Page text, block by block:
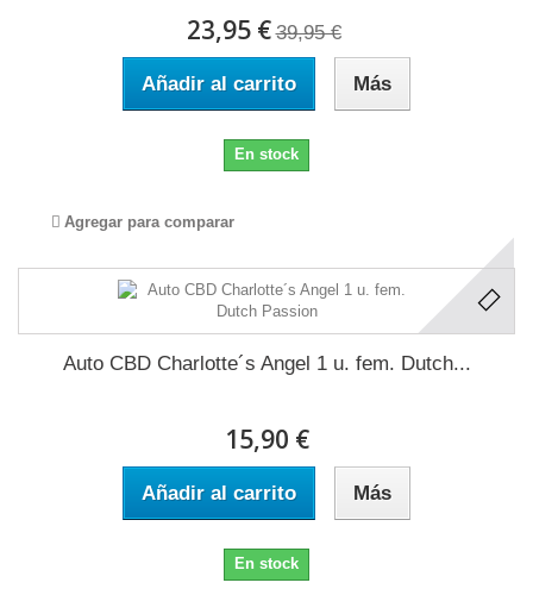
23,95 € 39,95 €
Añadir al carrito Más
En stock
Agregar para comparar
Auto CBD Charlotte´s Angel 1 u. fem. Dutch...
15,90 €
Añadir al carrito Más
En stock